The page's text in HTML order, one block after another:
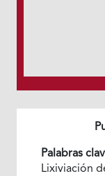
Palabras
Lixiviación